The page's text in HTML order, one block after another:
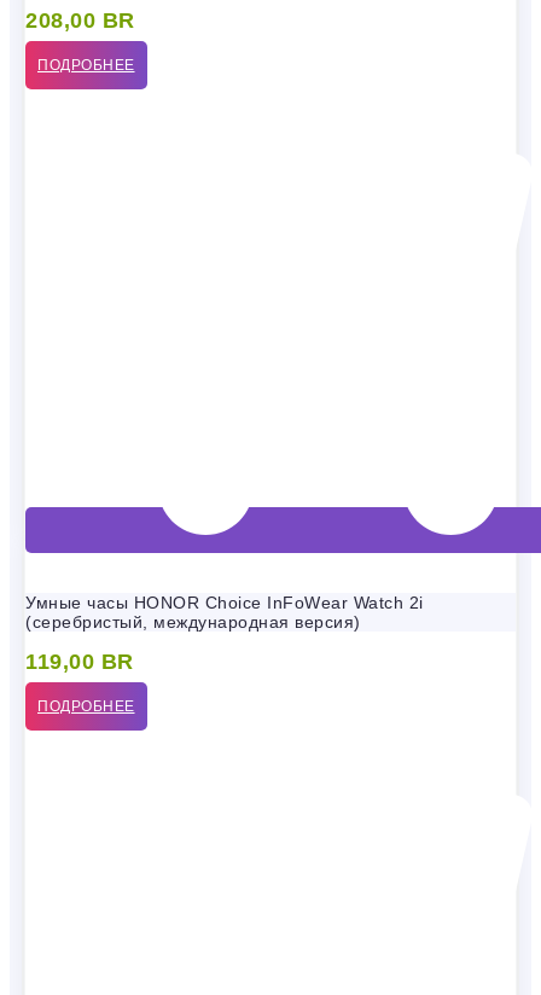
208,00 BR
ПОДРОБНЕЕ
Умные часы HONOR Choice InFoWear Watch 2i
(серебристый, международная версия)
119,00 BR
ПОДРОБНЕЕ